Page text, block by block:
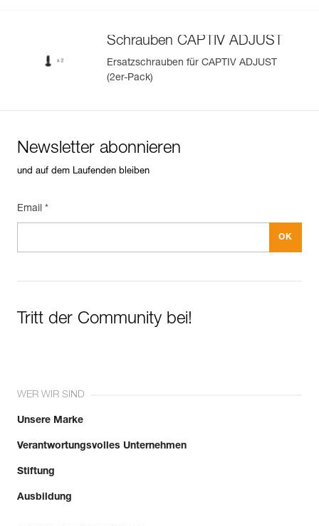
Schrauben CAPTIV ADJUST
Ersatzschrauben für CAPTIV ADJUST
(2er-Pack)
Newsletter abonnieren
und auf dem Laufenden bleiben
Email *
Tritt der Community bei!
WER WIR SIND
Unsere Marke
Verantwortungsvolles Unternehmen
Stiftung
Ausbildung